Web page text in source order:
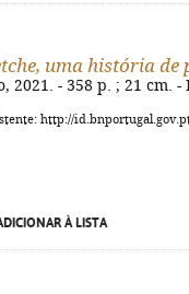
uma história de
2021. - 358 p. ; 21 cm. -
http://
À LISTA